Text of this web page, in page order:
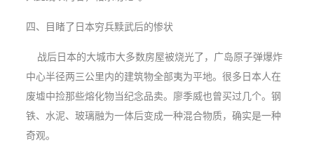
四、目睹了日本穷兵黩武后的惨状
战后日本的大城市大多数房屋被烧光了，广岛原子弹爆炸
中心半径两三公里内的建筑物全部夷为平地。很多日本人在
废墟中捡那些熔化物当纪念品卖。廖季威也曾买过几个。钢
铁、水泥、玻璃融为一体后变成一种混合物质，确实是一种
奇观。